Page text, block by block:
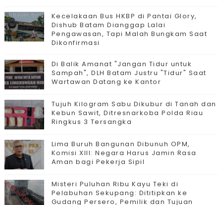
Kecelakaan Bus HKBP di Pantai Glory,
Dishub Batam Dianggap Lalai
Pengawasan, Tapi Malah Bungkam Saat
Dikonfirmasi
Di Balik Amanat "Jangan Tidur untuk
Sampah", DLH Batam Justru "Tidur" Saat
Wartawan Datang ke Kantor
Tujuh Kilogram Sabu Dikubur di Tanah dan
Kebun Sawit, Ditresnarkoba Polda Riau
Ringkus 3 Tersangka
Lima Buruh Bangunan Dibunuh OPM,
Komisi XIII: Negara Harus Jamin Rasa
Aman bagi Pekerja Sipil
Misteri Puluhan Ribu Kayu Teki di
Pelabuhan Sekupang: Dititipkan ke
Gudang Persero, Pemilik dan Tujuan